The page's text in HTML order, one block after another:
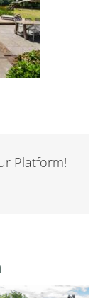
Platform!